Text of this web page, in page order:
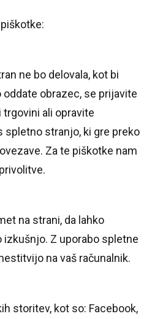
ne bo delovala, kot bi
oddate obrazec, se prijavite
ali opravite
spletno stranjo, ki gre preko
Za te piškotke nam
na strani, da lahko
Z uporabo spletne
na vaš računalnik.
storitev, kot so: Facebook,